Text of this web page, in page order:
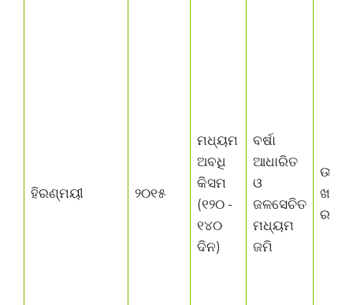
ହିରଣ୍ମୟୀ ୨୦୧୫
ମଧ୍ୟମ
ଅବଧି
କିସମ
(୧୨୦ -
୧୪୦
ଦିନ)
ବର୍ଷା
ଆଧାରିତ
ଓ
ଜଳସେଚିତ
ମଧ୍ୟମ
ଜମି
ଉଭୟ
ରବି